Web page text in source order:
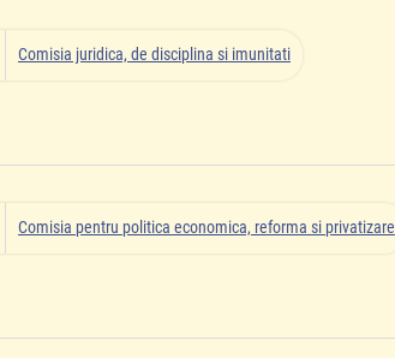
Comisia juridica, de disciplina si imunitati
Comisia pentru politica economica, reforma si privatizare